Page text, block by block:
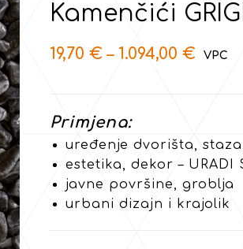
Kamenčići
19,70 € – 1.094,00 €
Primjena:
uređenje dvorišta,
estetika, dekor – URADI
javne površine, groblja
urbani dizajn i krajolik